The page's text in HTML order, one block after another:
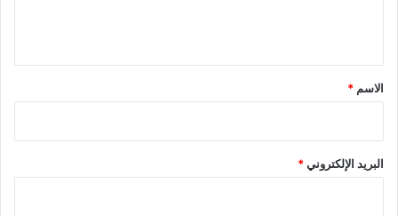
*
الاسم *
البريد الإلكتروني*